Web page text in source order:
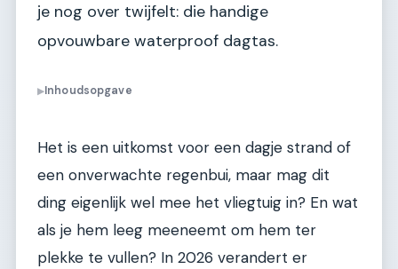
je nog over twijfelt: die handige
opvouwbare waterproof dagtas.
▶Inhoudsopgave
Het is een uitkomst voor een dagje strand of
een onverwachte regenbui, maar mag dit
ding eigenlijk wel mee het vliegtuig in? En wat
als je hem leeg meeneemt om hem ter
plekke te vullen? In 2026 verandert er